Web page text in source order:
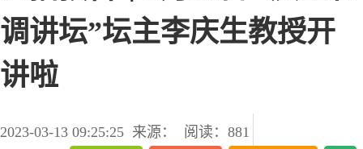
调讲坛”坛主李庆生教授开
讲啦
2023-03-13 09:25:25 来源： 阅读：881